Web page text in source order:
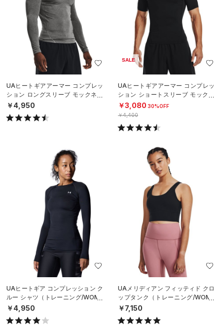
UAヒートギアアーマー コンプレッ
ション ロングスリーブ モックネッ
ク シャツ（トレーニング/MEN）
￥4,950
SALE
UAヒートギアアーマー コンプレッ
ション ショートスリーブ モックネ
ック シャツ（トレーニング/MEN）
￥3,080 30%OFF
￥4,400
UAヒートギア コンプレッション ク
ルー シャツ（トレーニング/WOME
N）
￥4,950
UAメリディアン フィッティド クロ
ップタンク（トレーニング/WOME
N）
￥7,150